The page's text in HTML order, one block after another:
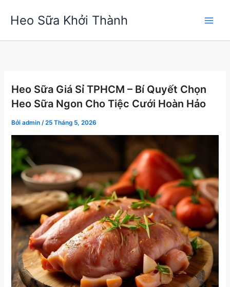
dung
Heo Sữa Khởi Thành
Heo Sữa Giá Sỉ TPHCM – Bí Quyết Chọn
Heo Sữa Ngon Cho Tiệc Cưới Hoàn Hảo
Bởiadmin/25 Tháng 5, 2026